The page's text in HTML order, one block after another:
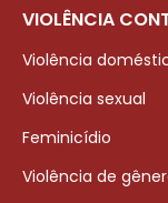
VIOLÊNCIA
Violência
Violência sexual
Feminicídio
Violência de